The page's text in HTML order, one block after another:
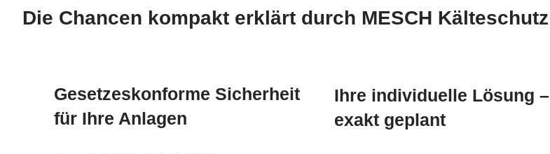
Die Chancen kompakt erklärt durch MESCH Kälteschutz
Gesetzeskonforme Sicherheit
für Ihre Anlagen
Ihre individuelle Lösung –
exakt geplant